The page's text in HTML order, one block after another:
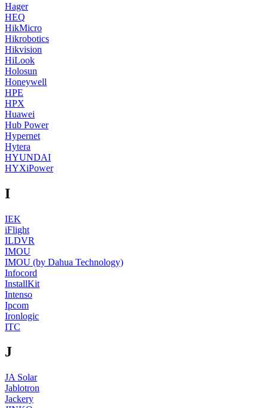
Hager
HEQ
HikMicro
Hikrobotics
Hikvision
HiLook
Holosun
Honeywell
HPE
HPX
Huawei
Hub Power
Hypernet
Hytera
HYUNDAI
HYXiPower
I
IEK
iFlight
ILDVR
IMOU
IMOU (by Dahua Technology)
Infocord
InstallKit
Intenso
Ipcom
Ironlogic
ITC
J
JA Solar
Jablotron
Jackery